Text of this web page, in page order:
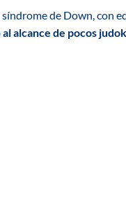
de Down, con
al alcance de pocos